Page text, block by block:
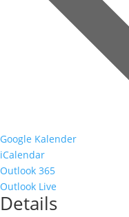
Google Kalender
iCalendar
Outlook 365
Outlook Live
Details